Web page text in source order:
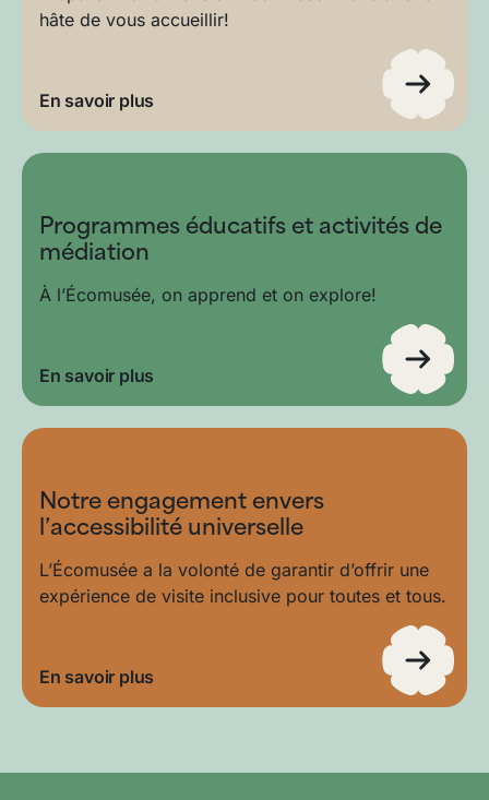
hâte de vous accueillir!
En savoir plus
Programmes éducatifs et activités de
médiation
À l’Écomusée, on apprend et on explore!
En savoir plus
Notre engagement envers
l’accessibilité universelle
L’Écomusée a la volonté de garantir d’offrir une
expérience de visite inclusive pour toutes et tous.
En savoir plus